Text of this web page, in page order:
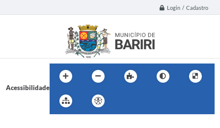
Login / Cadastro
Acessibilidade